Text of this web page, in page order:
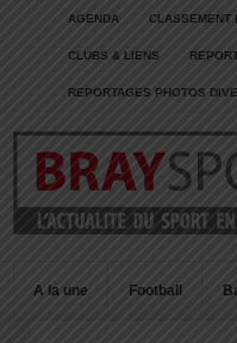
AGENDA CLASSEMENT
CLUBS & LIENS
REPORTAGES PHOTOS
A la une Football